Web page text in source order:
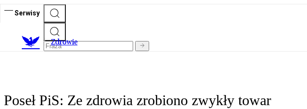
Serwisy
Zdrowie
Poseł PiS: Ze zdrowia zrobiono zwykły towar